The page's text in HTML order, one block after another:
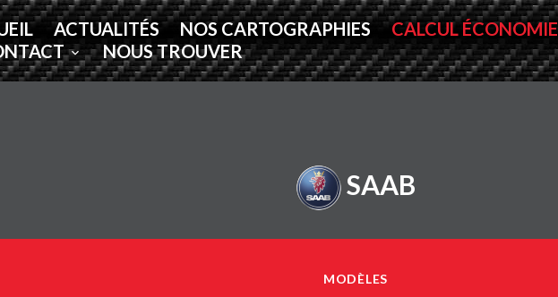
ACTUALITÉS NOS CARTOGRAPHIES CALCUL ÉCONOMIE
NOUS TROUVER
SAAB
MODÈLES